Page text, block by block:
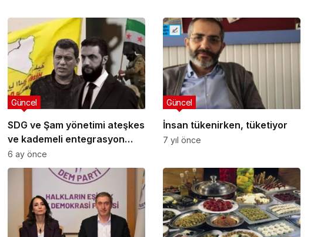
SDG ve Şam yönetimi ateşkes
ve kademeli entegrasyon
konusunda anlaştı
Güncel
6 ay önce
İnsan tükenirken, tüketiyor
Güncel
7 yıl önce